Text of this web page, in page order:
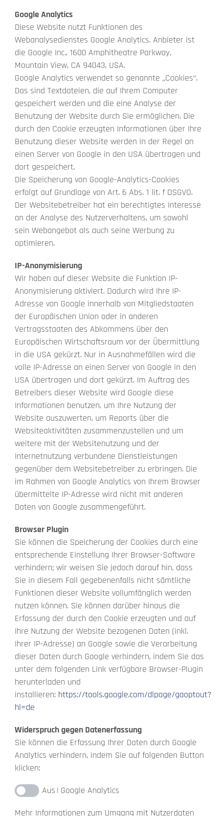
Google Analytics
Diese Website nutzt Funktionen des
Webanalysedienstes Google Analytics. Anbieter ist
die Google Inc., 1600 Amphitheatre Parkway,
Mountain View, CA 94043, USA.
Google Analytics verwendet so genannte „Cookies“.
Das sind Textdateien, die auf Ihrem Computer
gespeichert werden und die eine Analyse der
Benutzung der Website durch Sie ermöglichen. Die
durch den Cookie erzeugten Informationen über Ihre
Benutzung dieser Website werden in der Regel an
einen Server von Google in den USA übertragen und
dort gespeichert.
Die Speicherung von Google-Analytics-Cookies
erfolgt auf Grundlage von Art. 6 Abs. 1 lit. f DSGVO.
Der Websitebetreiber hat ein berechtigtes Interesse
an der Analyse des Nutzerverhaltens, um sowohl
sein Webangebot als auch seine Werbung zu
optimieren.
IP-Anonymisierung
Wir haben auf dieser Website die Funktion IP-
Anonymisierung aktiviert. Dadurch wird Ihre IP-
Adresse von Google innerhalb von Mitgliedstaaten
der Europäischen Union oder in anderen
Vertragsstaaten des Abkommens über den
Europäischen Wirtschaftsraum vor der Übermittlung
in die USA gekürzt. Nur in Ausnahmefällen wird die
volle IP-Adresse an einen Server von Google in den
USA übertragen und dort gekürzt. Im Auftrag des
Betreibers dieser Website wird Google diese
Informationen benutzen, um Ihre Nutzung der
Website auszuwerten, um Reports über die
Websiteaktivitäten zusammenzustellen und um
weitere mit der Websitenutzung und der
Internetnutzung verbundene Dienstleistungen
gegenüber dem Websitebetreiber zu erbringen. Die
im Rahmen von Google Analytics von Ihrem Browser
übermittelte IP-Adresse wird nicht mit anderen
Daten von Google zusammengeführt.
Browser Plugin
Sie können die Speicherung der Cookies durch eine
entsprechende Einstellung Ihrer Browser-Software
verhindern; wir weisen Sie jedoch darauf hin, dass
Sie in diesem Fall gegebenenfalls nicht sämtliche
Funktionen dieser Website vollumfänglich werden
nutzen können. Sie können darüber hinaus die
Erfassung der durch den Cookie erzeugten und auf
Ihre Nutzung der Website bezogenen Daten (inkl.
Ihrer IP-Adresse) an Google sowie die Verarbeitung
dieser Daten durch Google verhindern, indem Sie das
unter dem folgenden Link verfügbare Browser-Plugin
herunterladen und
installieren: https://tools.google.com/dlpage/gaoptout?
hl=de
Widerspruch gegen Datenerfassung
Sie können die Erfassung Ihrer Daten durch Google
Analytics verhindern, indem Sie auf folgenden Button
klicken:
Google Analytics
Mehr Informationen zum Umgang mit Nutzerdaten